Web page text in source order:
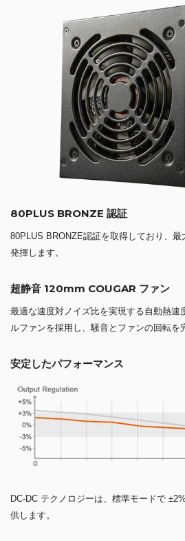
80PLUS BRONZE 認証
80PLUS BRONZE認証を取得しており、
発揮します。
超静音 120mm COUGAR ファン
最適な速度対ノイズ比を実現する自動熱速
ルファンを採用し、騒音とファンの回転を
安定したパフォーマンス
DC-DC テクノロジーは、標準モードで
供します。